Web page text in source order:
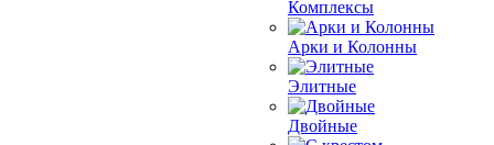
Комплексы
Арки и Колонны
Элитные
Двойные